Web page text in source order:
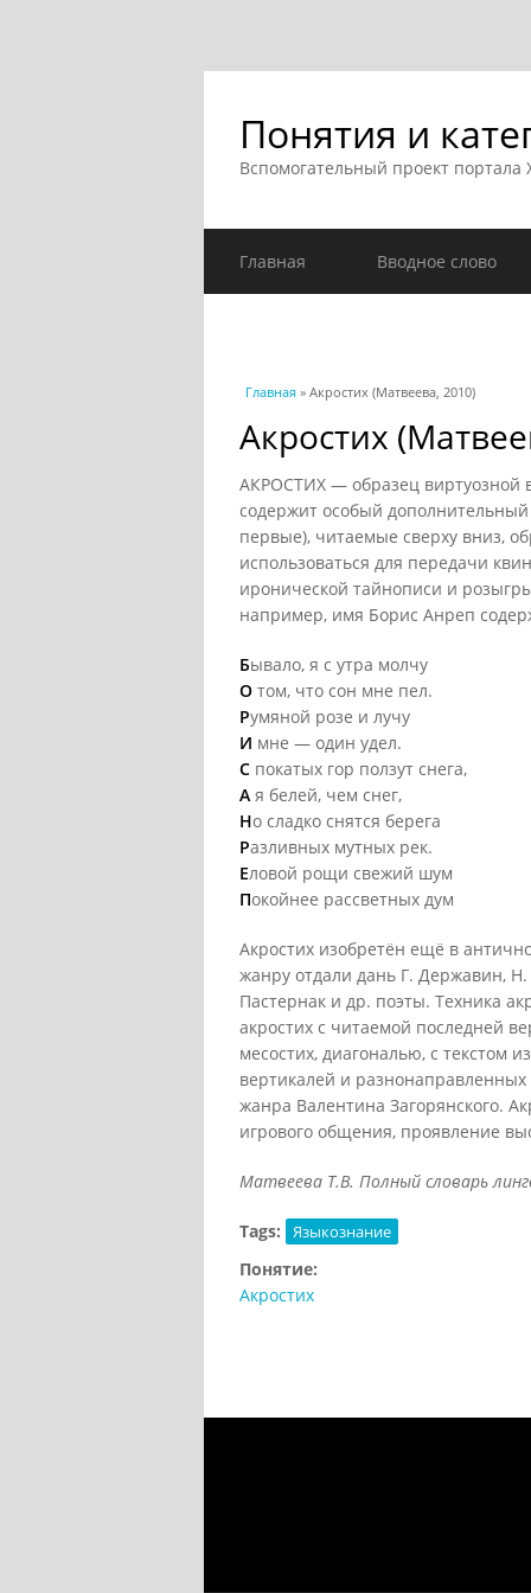
Понятия и
Вспомогательный проект
Главная Вводное слово
Вы здесь
Главная » Акростих (Матвеева, 2010)
Акростих
АКРОСТИХ — образец виртуозной
содержит особый
первые), читаемые сверху вниз,
использоваться для передачи
иронической тайнописи и
например, имя Борис Анреп
Бывало, я с утра молчу
О том, что сон мне пел.
Румяной розе и лучу
И мне — один удел.
С покатых гор ползут снега,
А я белей, чем снег,
Но сладко снятся берега
Разливных мутных рек.
Еловой рощи свежий шум
Покойнее рассветных дум
Акростих изобретён ещё в
жанру отдали дань Г. Державин,
Пастернак и др. поэты. Техника
акростих с читаемой последней
месостих, диагональю, с текстом
вертикалей и разнонаправленных
жанра Валентина Загорянского.
игрового общения, проявление
Матвеева Т.В. Полный словарь
Tags: Языкознание
Понятие:
Акростих